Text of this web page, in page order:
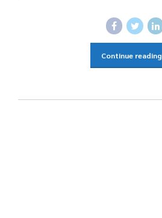
Continue reading